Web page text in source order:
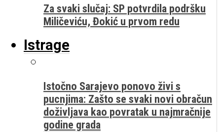
Za svaki slučaj: SP potvrdila podršku
Miličeviću, Đokić u prvom redu
Istrage
Istočno Sarajevo ponovo živi s
pucnjima: Zašto se svaki novi obračun
doživljava kao povratak u najmračnije
godine grada